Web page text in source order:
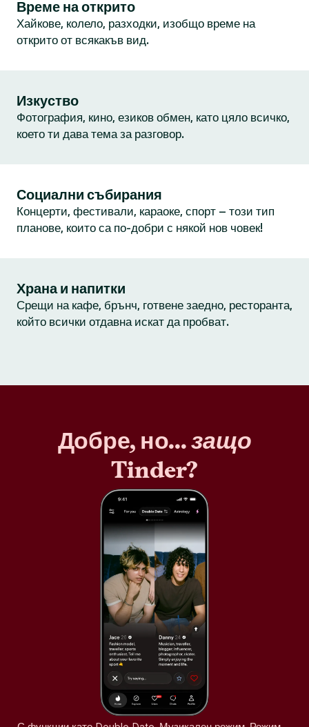
Време на открито
Хайкове, колело, разходки, изобщо време на
открито от всякакъв вид.
Изкуство
Фотография, кино, езиков обмен, като цяло всичко,
което ти дава тема за разговор.
Социални събирания
Концерти, фестивали, караоке, спорт – този тип
планове, които са по-добри с някой нов човек!
Храна и напитки
Срещи на кафе, брънч, готвене заедно, ресторанта,
който всички отдавна искат да пробват.
Добре, но...защо
Tinder?